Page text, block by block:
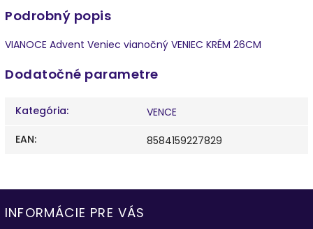
Podrobný popis
VIANOCE Advent Veniec vianočný VENIEC KRÉM 26CM
Dodatočné parametre
Kategória:
VENCE
EAN: 8584159227829
INFORMÁCIE PRE VÁS